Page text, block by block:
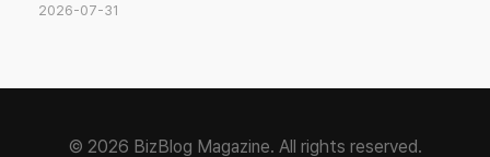
2026-07-31
© 2026 BizBlog Magazine. All rights reserved.